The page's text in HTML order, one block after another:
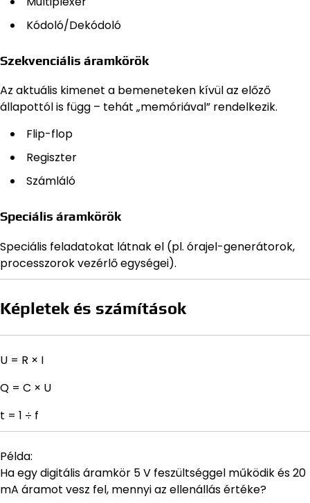
Kódoló/Dekódoló
Szekvenciális áramkörök
Az aktuális kimenet a bemeneteken kívül az előző
állapottól is függ – tehát „memóriával” rendelkezik.
Flip-flop
Regiszter
Számláló
Speciális áramkörök
Speciális feladatokat látnak el (pl. órajel-generátorok,
processzorok vezérlő egységei).
Képletek és számítások
U = R × I
Q = C × U
t = 1 ÷ f
Példa:
Ha egy digitális áramkör 5 V feszültséggel működik és 20
mA áramot vesz fel, mennyi az ellenállás értéke?